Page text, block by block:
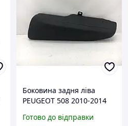
Боковина задня ліва
PEUGEOT 508 2010-2014
Готово до відправки